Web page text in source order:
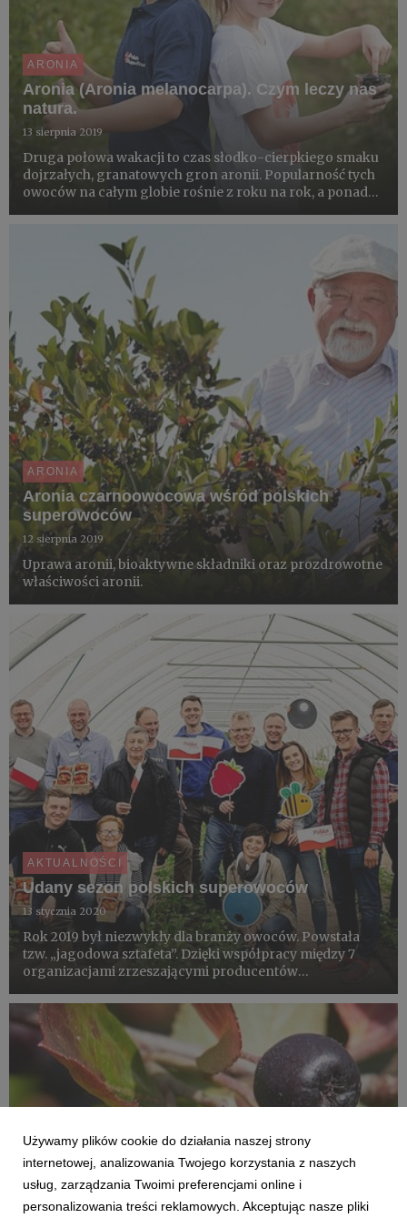
ARONIA
Aronia (Aronia melanocarpa). Czym leczy nas
natura.
13 sierpnia 2019
Druga połowa wakacji to czas słodko-cierpkiego smaku
dojrzałych, granatowych gron aronii. Popularność tych
owoców na całym globie rośnie z roku na rok, a ponad
cenić powinn...
ARONIA
Aronia czarnoowocowa wśród polskich
superowoców
12 sierpnia 2019
Uprawa aronii, bioaktywne składniki oraz prozdrowotne
właściwości aronii.
AKTUALNOŚCI
Udany sezon polskich superowoców
13 stycznia 2020
Rok 2019 był niezwykły dla branży owoców. Powstała
tzw. „jagodowa sztafeta”. Dzięki współpracy między 7
organizacjami zrzeszającymi producentów
powstała wspólna oferta i wspólna komunikacja. Branża
zaoferowała konsumentom świ...
Używamy plików cookie do działania naszej strony
internetowej, analizowania Twojego korzystania z naszych
usług, zarządzania Twoimi preferencjami online i
personalizowania treści reklamowych. Akceptując nasze pliki